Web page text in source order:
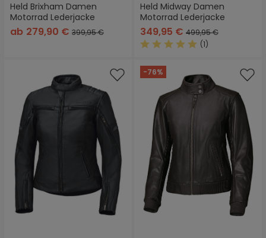
Held Brixham Damen
Motorrad Lederjacke
ab 279,90 € 399,95 €
Held Midway Damen
Motorrad Lederjacke
349,95 € 499,95 €
(1)
-76%